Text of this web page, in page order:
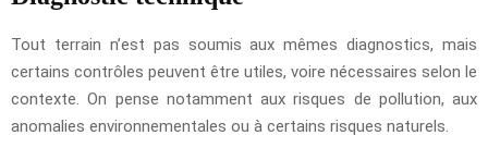
Tout terrain n’est pas soumis aux mêmes diagnostics, mais
certains contrôles peuvent être utiles, voire nécessaires selon le
contexte. On pense notamment aux risques de pollution, aux
anomalies environnementales ou à certains risques naturels.